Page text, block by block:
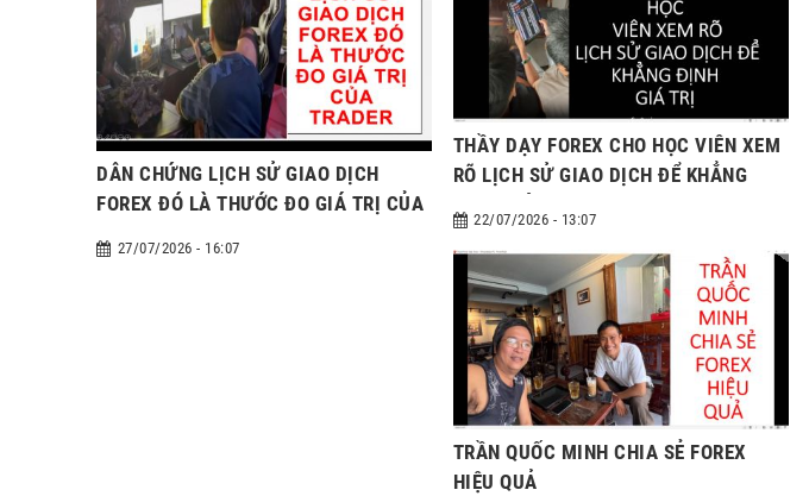
DẪN CHỨNG LỊCH SỬ GIAO DỊCH
FOREX ĐÓ LÀ THƯỚC ĐO GIÁ TRỊ CỦA
27/07/2026 - 16:07
THẦY DẠY FOREX CHO HỌC VIÊN XEM
RÕ LỊCH SỬ GIAO DỊCH ĐỂ KHẲNG
22/07/2026 - 13:07
TRẦN QUỐC MINH CHIA SẺ FOREX
HIỆU QUẢ